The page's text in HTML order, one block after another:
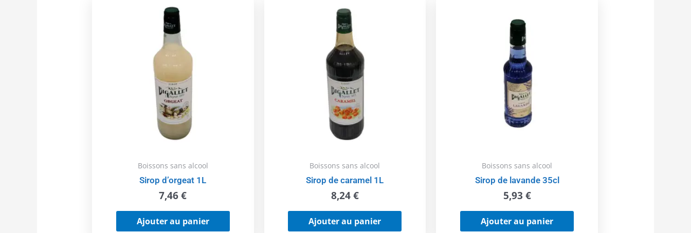
Boissons sans alcool
Sirop d’orgeat 1L
7,46€
Ajouter au panier
Boissons sans alcool
Sirop de caramel 1L
8,24€
Ajouter au panier
Boissons sans alcool
Sirop de lavande 35cl
5,93 €
Ajouter au panier